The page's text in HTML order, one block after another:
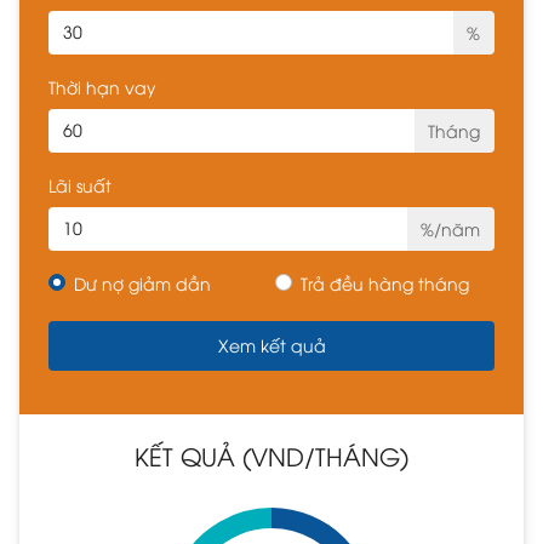
%
Thời hạn vay
Tháng
Lãi suất
%/năm
Dư nợ giảm dần Trả đều hàng tháng
KẾT QUẢ (VND/THÁNG)